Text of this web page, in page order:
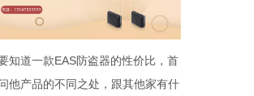
知道一款EAS防盗器的性价比，首
他产品的不同之处，跟其他家有什